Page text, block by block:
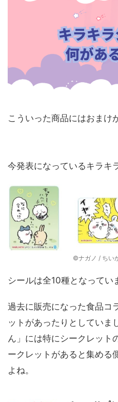
こういった商品にはおまけ
今発表になっているキラキ
©ナガノ / ちい
シールは全10種となってい
過去に販売になった食品コ
ットがあったりとしていま
ん」には特にシークレット
ークレットがあると集める
よね。